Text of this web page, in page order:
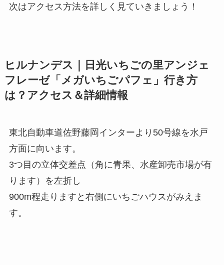
次はアクセス方法を詳しく見ていきましょう！
ヒルナンデス｜日光いちごの里アンジェ
フレーゼ「メガいちごパフェ」行き方
は？アクセス＆詳細情報
東北自動車道佐野藤岡インターより50号線を水戸
方面に向います。
3つ目の立体交差点（角に青果、水産卸売市場が有
ります）を左折し
900m程走りますと右側にいちごハウスがみえま
す。